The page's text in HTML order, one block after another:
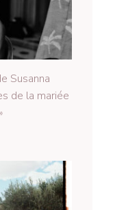
Susanna
de la mariée